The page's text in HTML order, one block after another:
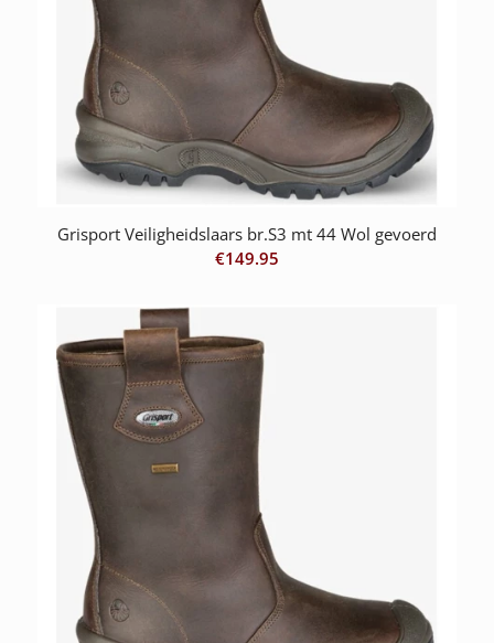
Grisport Veiligheidslaars br.S3 mt 44 Wol gevoerd
€149.95